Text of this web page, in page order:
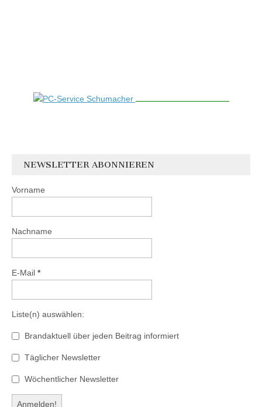
NEWSLETTER ABONNIEREN
Vorname
Nachname
E-Mail *
Liste(n) auswählen:
Brandaktuell über jeden Beitrag informiert
Täglicher Newsletter
Wöchentlicher Newsletter